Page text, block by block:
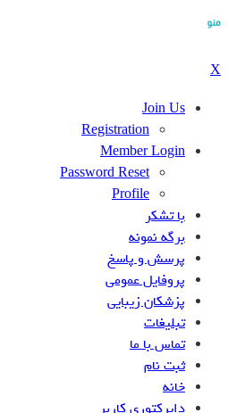
منو
X
Join Us
Registration
Member Login
Password Reset
Profile
با تشکر
برگه نمونه
پرسش و پاسخ
پروفایل عمومی
پزشکان زیبایی
تبلیغات
تماس با ما
ثبت نام
خانه
دایرکتوری کاربر